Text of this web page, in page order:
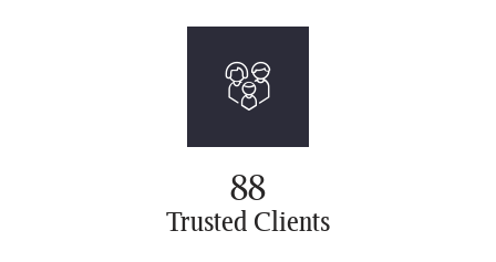
109
Trusted Clients